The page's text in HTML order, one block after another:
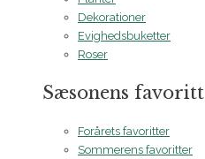
Dekorationer
Evighedsbuketter
Roser
Sæsonens
Forårets favoritter
Sommerens favoritter